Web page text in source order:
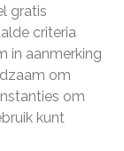
gratis
criteria
in aanmerking
om
om
kunt